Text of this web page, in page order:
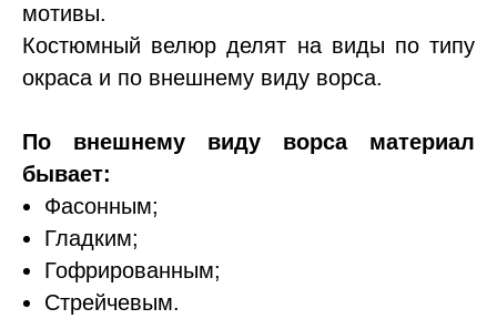
мотивы.
Костюмный велюр делят на виды по типу
окраса и по внешнему виду ворса.
По внешнему виду ворса материал
бывает:
Фасонным;
Гладким;
Гофрированным;
Стрейчевым.